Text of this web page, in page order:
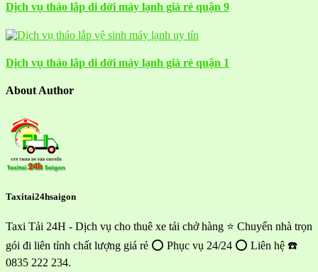
Dịch vụ tháo lắp di dời máy lạnh giá rẻ quận 9
Dịch vụ tháo lắp di dời máy lạnh giá rẻ quận 1
About Author
Taxitai24hsaigon
Taxi Tải 24H - Dịch vụ cho thuê xe tải chở hàng ⭐ Chuyển nhà trọn
gói đi liên tỉnh chất lượng giá rẻ ⭕ Phục vụ 24/24 ⭕ Liên hệ ☎️
0835 222 234.